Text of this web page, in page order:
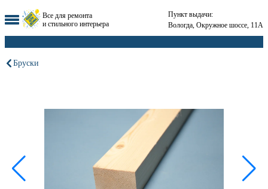
Все для ремонта
и стильного интерьера
Пункт выдачи:
Вологда, Окружное шоссе, 11А
Бруски